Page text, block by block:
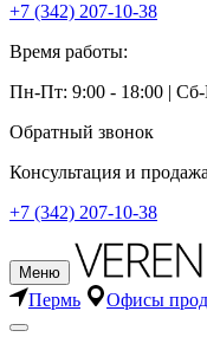
+7 (342) 207-10-38
Время работы:
Пн-Пт: 9:00 - 18:00 |
Обратный звонок
Консультация и
+7 (342) 207-10-38
Меню
Пермь Офисы